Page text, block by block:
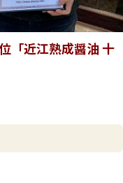
「近江熟成醤油 十